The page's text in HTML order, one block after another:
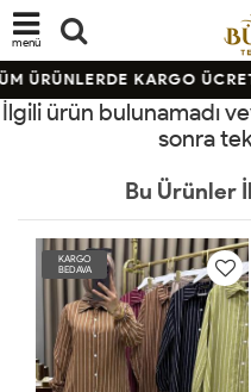
menü
ÜRÜNLERDE KARGO
İlgili ürün bulunamadı
sonra
Bu Ürünler
KARGO
BEDAVA